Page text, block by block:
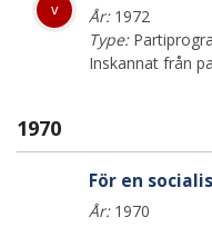
v År:1972
Type:
Inskannat från
1970
För en
År:1970